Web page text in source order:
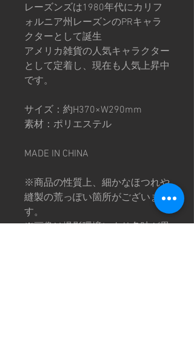
レーズンズは1980年代にカリフ
ォルニア州レーズンのPRキャラ
クターとして誕生
アメリカ雑貨の人気キャラクター
として定着し、現在も人気上昇中
です。
サイズ：約H370×W290mm
素材：ポリエステル
MADE IN CHINA
※商品の性質上、細かなほつれや
縫製の荒っぽい箇所がございま
す。
※画像は撮影環境により色味が異